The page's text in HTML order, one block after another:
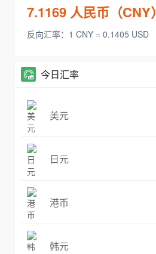
7.1169 人民币（CNY）
反向汇率：1 CNY = 0.1405 USD
今日汇率
美元
日元
港币
韩元